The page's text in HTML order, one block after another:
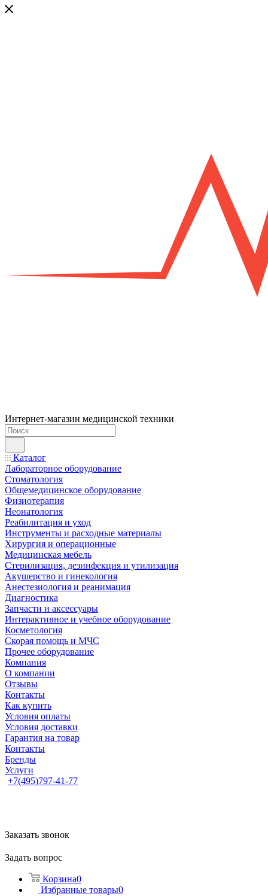
Интернет-магазин медицинской техники
Каталог
Лабораторное оборудование
Стоматология
Общемедицинское оборудование
Физиотерапия
Неонатология
Реабилитация и уход
Инструменты и расходные материалы
Хирургия и операционные
Медицинская мебель
Стерилизация, дезинфекция и утилизация
Акушерство и гинекология
Анестезиология и реанимация
Диагностика
Запчасти и аксессуары
Интерактивное и учебное оборудование
Косметология
Скорая помощь и МЧС
Прочее оборудование
Компания
О компании
Отзывы
Контакты
Как купить
Условия оплаты
Условия доставки
Гарантия на товар
Контакты
Бренды
Услуги
+7(495)797-41-77
Заказать звонок
Задать вопрос
Корзина0
Избранные товары0